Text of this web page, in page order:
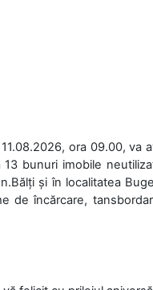
ora 09.00, va
bunuri imobile
și în localitatea
de încărcare,